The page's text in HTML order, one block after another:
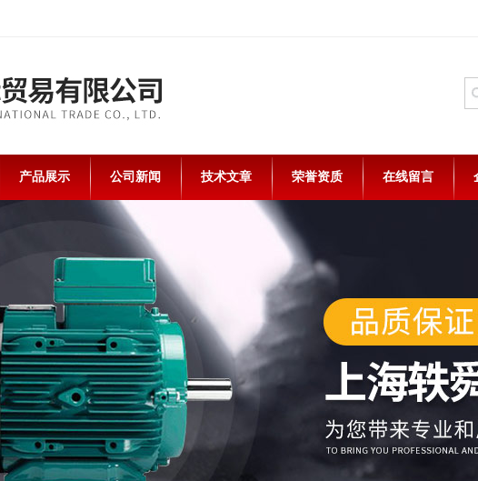
产品展示 公司新闻 技术文章 荣誉资质 在线留言